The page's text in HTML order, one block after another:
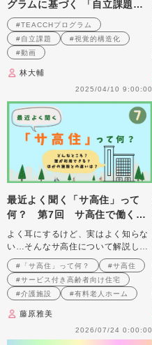
グラムに基づく 「自立課題」
の作り方と実践のポイント 第
5回
#TEACCHプログラム
#自立課題
#視覚的構造化
#動画
林大輔
2025/04/10 9:00:00
最近よく聞く「サ高住」って
何？ 第7回 サ高住で働く介
護職
よく耳にするけど、実はよく知らな
い…そんなサ高住について解説しま
す
#「サ高住」って何？
#サ高住
#サービス付き高齢者向け住宅
#介護施設
#有料老人ホーム
藤原雅美
2026/07/24 0:00:00